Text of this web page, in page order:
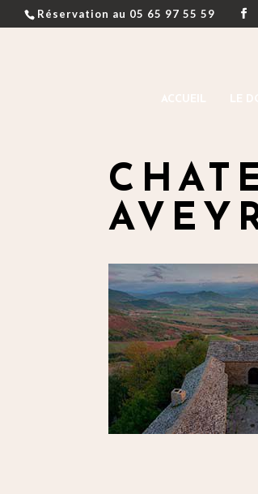
Réservation au 05 65 97 55 59